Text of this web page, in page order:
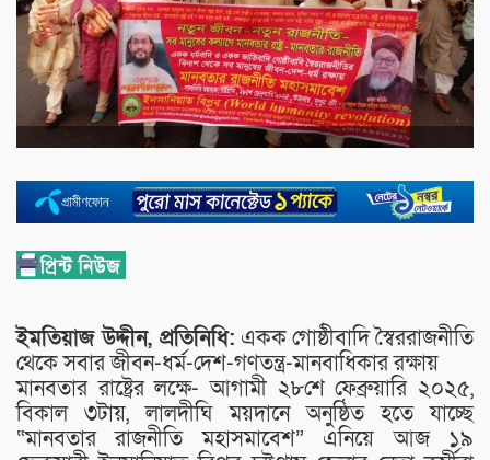
ইমতিয়াজ উদ্দীন, প্রতিনিধি: একক গোষ্ঠীবাদি স্বৈররাজনীতি
থেকে সবার জীবন-ধর্ম-দেশ-গণতন্ত্র-মানবাধিকার রক্ষায়
মানবতার রাষ্ট্রের লক্ষে- আগামী ২৮শে ফেব্রুয়ারি ২০২৫,
বিকাল ৩টায়, লালদীঘি ময়দানে অনুষ্ঠিত হতে যাচ্ছে
“মানবতার রাজনীতি মহাসমাবেশ” এনিয়ে আজ ১৯